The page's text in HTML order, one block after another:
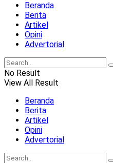
Beranda
Berita
Artikel
Opini
Advertorial
No Result
View All Result
Beranda
Berita
Artikel
Opini
Advertorial